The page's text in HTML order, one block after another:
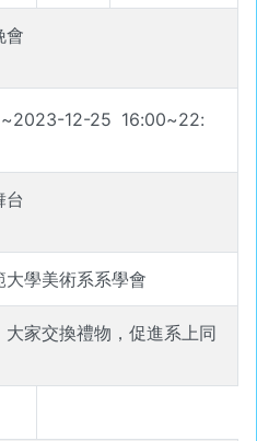
會
~2023-12-25 16:00~22:
台
大學美術系系學會
大家交換禮物，促進系上同